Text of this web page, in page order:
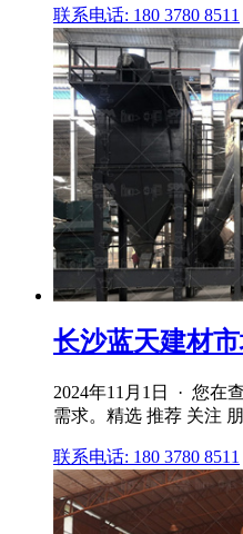
联系电话: 180 3780 8511
长沙蓝天建材
2024年11月1日 · 您在
需求。精选 推荐 关注
联系电话: 180 3780 8511